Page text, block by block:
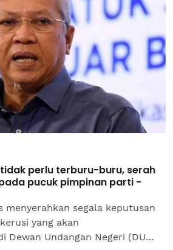
tidak perlu terburu-buru, serah
pucuk pimpinan parti -
menyerahkan segala keputusan
yang akan
Dewan Undangan Negeri (DUN)